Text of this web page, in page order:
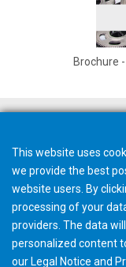
Brochure
Preventivo
Inviateci
This website uses
we provide the best
website users. By
processing of your
providers. The data
personalized content
our Legal Notice and